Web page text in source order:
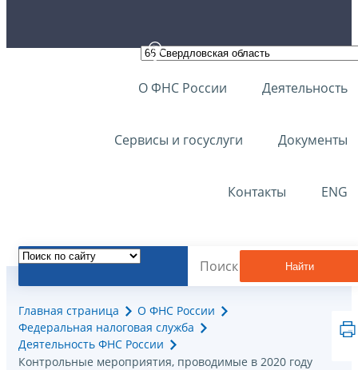
О ФНС России Деятельность
Сервисы и госуслуги Документы
Контакты ENG
Найти
Главная страница
О ФНС России
Федеральная налоговая служба
Деятельность ФНС России
Контрольные мероприятия, проводимые в 2020 году